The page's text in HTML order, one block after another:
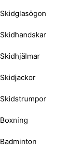
Skidglasögon
Skidhandskar
Skidhjälmar
Skidjackor
Skidstrumpor
Boxning
Badminton